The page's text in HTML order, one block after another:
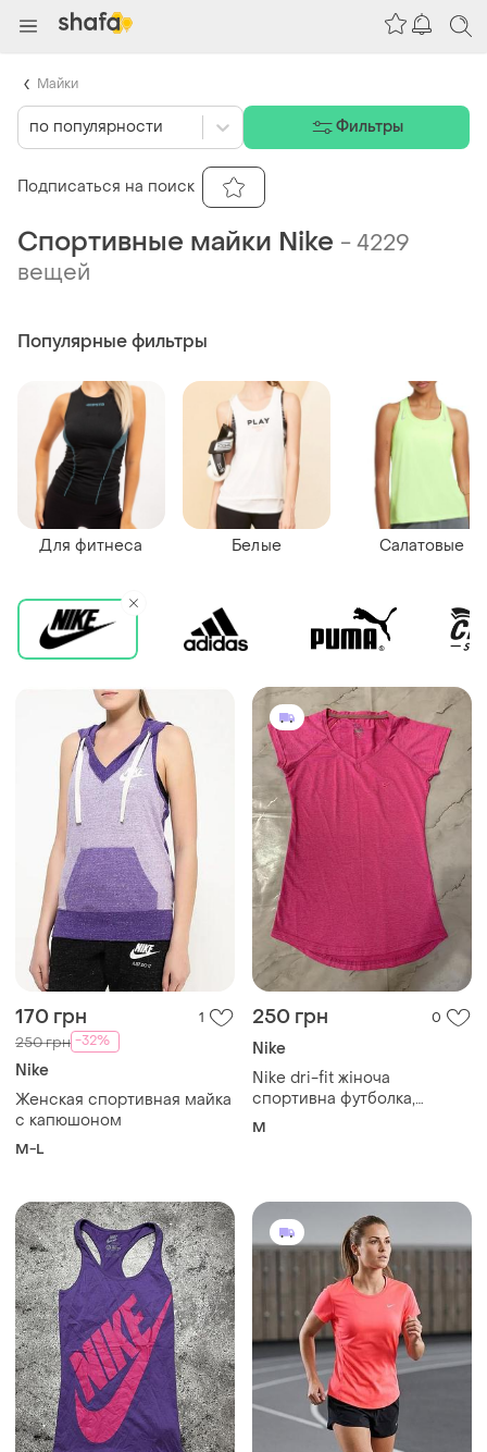
Спортивные майки Nike -4229
вещей
170 грн 1
250 грн -32%
Nike
Женская спортивная майка
с капюшоном
M-L
250 грн 0
Nike
Nike dri-fit жіноча
спортивна футболка,
розмір m
M
Популярные фильтры
Для фитнеса Белые Салатовые
по популярности Фильтры
Подписаться на поиск
Майки